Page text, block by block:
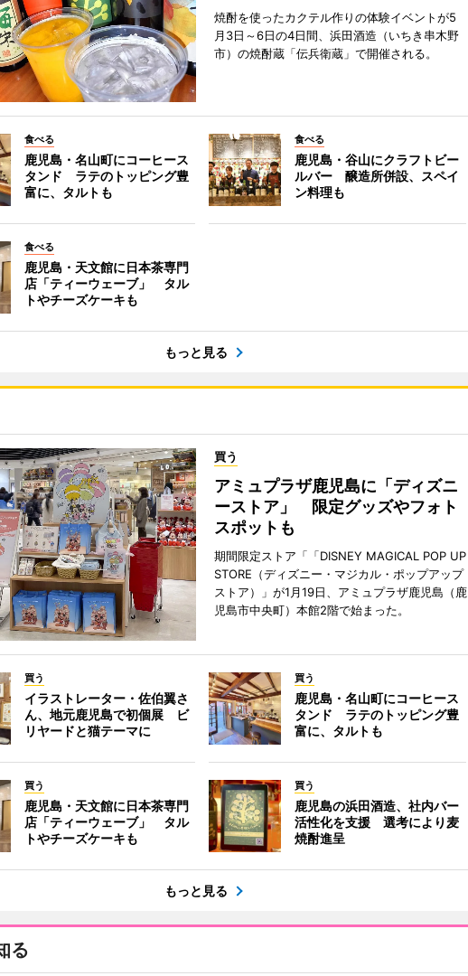
焼酎を使ったカクテル作りの体験イベントが5
月3日～6日の4日間、浜田酒造（いちき串木野
市）の焼酎蔵「伝兵衛蔵」で開催される。
食べる
鹿児島・名山町にコーヒース
タンド ラテのトッピング豊
富に、タルトも
食べる
鹿児島・谷山にクラフトビー
ルバー 醸造所併設、スペイ
ン料理も
食べる
鹿児島・天文館に日本茶専門
店「ティーウェーブ」 タル
トやチーズケーキも
もっと見る
買う
アミュプラザ鹿児島に「ディズニ
ーストア」 限定グッズやフォト
スポットも
期間限定ストア「「DISNEY MAGICAL POP UP
STORE（ディズニー・マジカル・ポップアップ
ストア）」が1月19日、アミュプラザ鹿児島（鹿
児島市中央町）本館2階で始まった。
買う
イラストレーター・佐伯翼さ
ん、地元鹿児島で初個展 ビ
リヤードと猫テーマに
買う
鹿児島・名山町にコーヒース
タンド ラテのトッピング豊
富に、タルトも
買う
鹿児島・天文館に日本茶専門
店「ティーウェーブ」 タル
トやチーズケーキも
買う
鹿児島の浜田酒造、社内バー
活性化を支援 選考により麦
焼酎進呈
もっと見る
る